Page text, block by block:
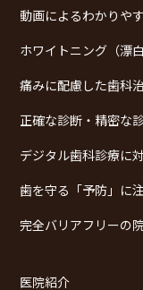
動画によるわかりや
ホワイトニング（漂
痛みに配慮した歯科
正確な診断・精密な
デジタル歯科診療に
歯を守る「予防」に
完全バリアフリーの
医院紹介